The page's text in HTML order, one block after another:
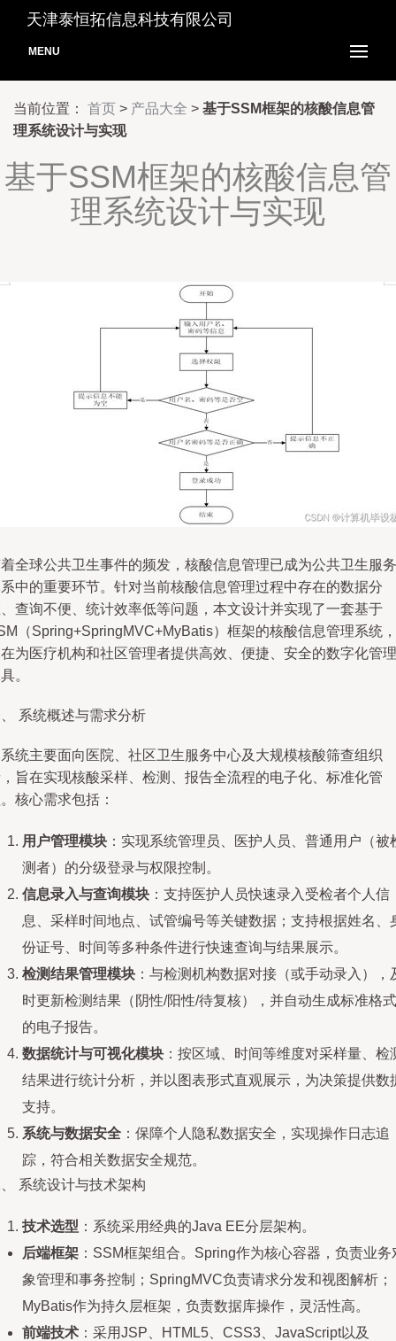
天津泰恒拓信息科技有限公司
MENU
当前位置： 首页 > 产品大全 > 基于SSM框架的核酸信息管
理系统设计与实现
基于SSM框架的核酸信息管
理系统设计与实现
全球公共卫生事件的频发，核酸信息管理已成为公共卫生服务
中的重要环节。针对当前核酸信息管理过程中存在的数据分
查询不便、统计效率低等问题，本文设计并实现了一套基于
（Spring+SpringMVC+MyBatis）框架的核酸信息管理系统，
为医疗机构和社区管理者提供高效、便捷、安全的数字化管理
。
系统概述与需求分析
统主要面向医院、社区卫生服务中心及大规模核酸筛查组织
旨在实现核酸采样、检测、报告全流程的电子化、标准化管
核心需求包括：
用户管理模块 ：实现系统管理员、医护人员、普通用户（被
测者）的分级登录与权限控制。
信息录入与查询模块 ：支持医护人员快速录入受检者个人信
息、采样时间地点、试管编号等关键数据；支持根据姓名、
份证号、时间等多种条件进行快速查询与结果展示。
检测结果管理模块 ：与检测机构数据对接（或手动录入），
时更新检测结果（阴性/阳性/待复核），并自动生成标准格式
的电子报告。
数据统计与可视化模块 ：按区域、时间等维度对采样量、检
结果进行统计分析，并以图表形式直观展示，为决策提供数
支持。
系统与数据安全 ：保障个人隐私数据安全，实现操作日志追
踪，符合相关数据安全规范。
系统设计与技术架构
技术选型 ：系统采用经典的Java EE分层架构。
后端框架 ：SSM框架组合。Spring作为核心容器，负责业务
象管理和事务控制；SpringMVC负责请求分发和视图解析；
MyBatis作为持久层框架，负责数据库操作，灵活性高。
前端技术 ：采用JSP、HTML5、CSS3、JavaScript以及